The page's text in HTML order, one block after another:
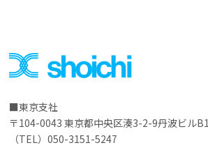
東京支社
〒104-0043 東京都中央区湊3-2-9丹波ビルB1
（TEL）050-3151-5247